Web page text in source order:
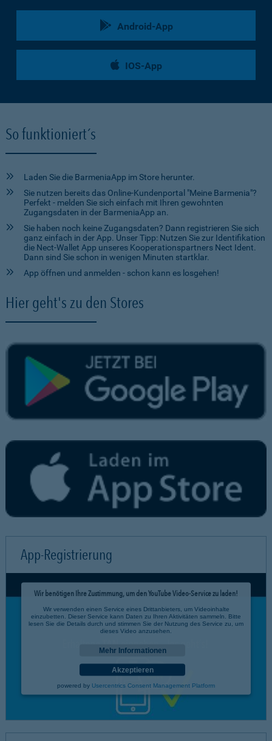
Android-App
IOS-App
So funktioniert´s
Laden Sie die BarmeniaApp im Store herunter.
Sie nutzen bereits das Online-Kundenportal "Meine Barmenia"?
Perfekt - melden Sie sich einfach mit Ihren gewohnten
Zugangsdaten in der BarmeniaApp an.
Sie haben noch keine Zugangsdaten? Dann registrieren Sie sich
ganz einfach in der App. Unser Tipp: Nutzen Sie zur Identifikation
die Nect-Wallet App unseres Kooperationspartners Nect Ident.
Dann sind Sie schon in wenigen Minuten startklar.
App öffnen und anmelden - schon kann es losgehen!
Hier geht's zu den Stores
App-Registrierung
Wir benötigen Ihre Zustimmung, um den YouTube Video-Service zu laden!
Wir verwenden einen Service eines Drittanbieters, um Videoinhalte
einzubetten. Dieser Service kann Daten zu Ihren Aktivitäten sammeln. Bitte
lesen Sie die Details durch und stimmen Sie der Nutzung des Service zu, um
dieses Video anzusehen.
Mehr Informationen
Akzeptieren
powered by Usercentrics Consent Management Platform